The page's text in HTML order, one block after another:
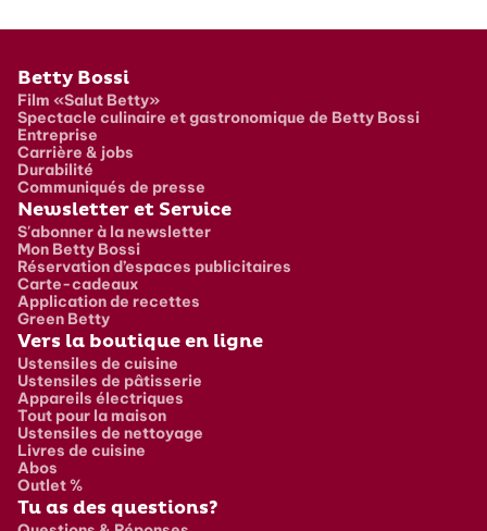
Pied de page
Betty Bossi
Film «Salut Betty»
Spectacle culinaire et gastronomique de Betty Bossi
Entreprise
Carrière & jobs
Durabilité
Communiqués de presse
Newsletter et Service
S'abonner à la newsletter
Mon Betty Bossi
Réservation d’espaces publicitaires
Carte-cadeaux
Application de recettes
Green Betty
Vers la boutique en ligne
Ustensiles de cuisine
Ustensiles de pâtisserie
Appareils électriques
Tout pour la maison
Ustensiles de nettoyage
Livres de cuisine
Abos
Outlet %
Tu as des questions?